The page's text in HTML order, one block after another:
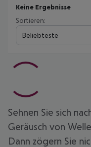
Keine Ergebnisse
Sortieren:
Beliebteste
Sehnen Sie sich
Geräusch von
Dann zögern Sie